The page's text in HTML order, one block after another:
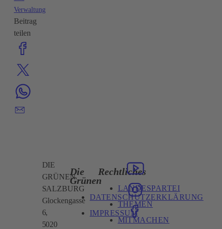
Verwaltung
Beitrag
teilen
DIE
GRÜNEN
SALZBURG
Glockengasse
6,
5020
Die
Grünen
DATENSCHUTZERKLÄRUNG
IMPRESSUM
Rechtliches
LANDESPARTEI
THEMEN
MITMACHEN